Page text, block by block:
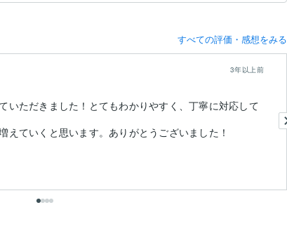
すべての評価・感想をみる
3年以上前
いただきました！とてもわかりやすく、丁寧に対応して
えていくと思います。ありがとうございました！